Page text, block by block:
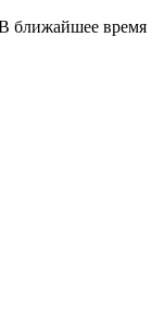
ближайшее время